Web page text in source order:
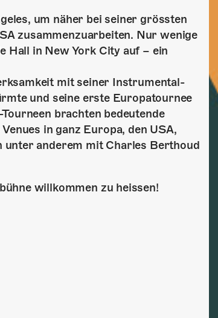
um näher bei seiner grössten
zusammenzuarbeiten. Nur wenige
Hall in New York City auf – ein
mit seiner Instrumental-
und seine erste Europatournee
brachten bedeutende
in ganz Europa, den USA,
unter anderem mit Charles Berthoud
willkommen zu heissen!